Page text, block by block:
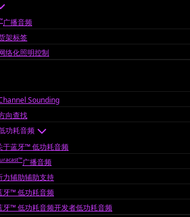
广播音频
架标签
络化照明控制
Sounding
向查找
功耗音频
于蓝牙™ 低功耗音频
广播音频
力辅助辅助支持
牙™ 低功耗音频
牙™ 低功耗音频开发者低功耗音频